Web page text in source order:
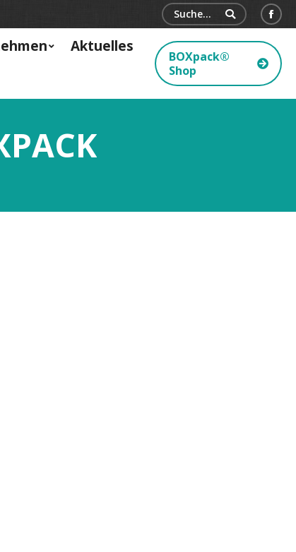
Search:
Aktuelles
BOXpack®
Shop